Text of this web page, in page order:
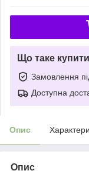
Що таке
Замовлення
Доступна
Опис
Опис